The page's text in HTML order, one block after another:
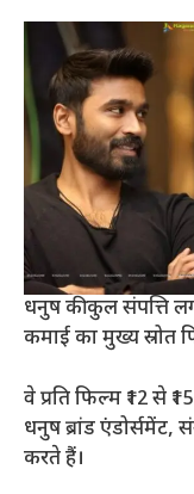
धनुष की कुल संपत्ति
कमाई का मुख्य स्रोत
वे प्रति फिल्म ₹12 से
धनुष ब्रांड
करते हैं।